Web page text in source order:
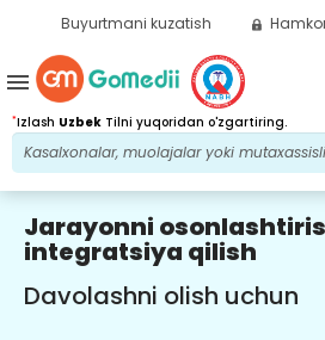
Buyurtmani kuzatish
*Izlash Uzbek Tilni yuqoridan o'zgartiring.
menu
Jarayonni
integratsiya qilish
Davolashni olish uchun